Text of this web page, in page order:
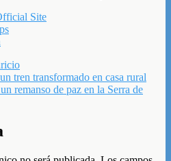
Site
tren transformado en casa rural
remanso de paz en la Serra de